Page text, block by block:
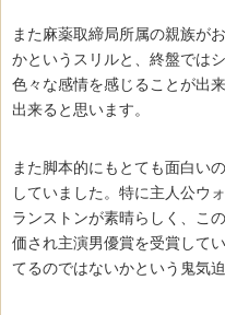
また麻薬取締局所属の親族が
かというスリルと、終盤では
色々な感情を感じることが出
出来ると思います。
また脚本的にもとても面白い
していました。特に主人公ウ
ランストンが素晴らしく、こ
価され主演男優賞を受賞して
てるのではないかという鬼気